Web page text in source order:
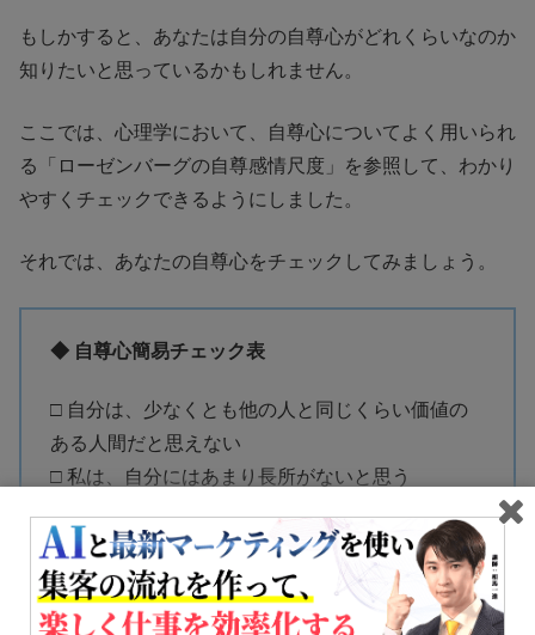
もしかすると、あなたは自分の自尊心がどれくらいなのか
知りたいと思っているかもしれません。
ここでは、心理学において、自尊心についてよく用いられ
る「ローゼンバーグの自尊感情尺度」を参照して、わかり
やすくチェックできるようにしました。
それでは、あなたの自尊心をチェックしてみましょう。
◆ 自尊心簡易チェック表
□ 自分は、少なくとも他の人と同じくらい価値の
ある人間だと思えない
□ 私は、自分にはあまり長所がないと思う
□ なにをしても、たいていは人と同じ程度にはう
まくできると思えない
□ 私には自慢できるようなものがほとんどない